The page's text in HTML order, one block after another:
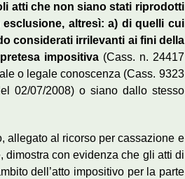
atti che non siano stati riprodotti
esclusione, altresì: a) di quelli cui
considerati irrilevanti ai fini della
impositiva (Cass. n. 24417
o legale conoscenza (Cass. 9323
02/07/2008) o siano dallo stesso
allegato al ricorso per cassazione e
dimostra con evidenza che gli atti di
dell’atto impositivo per la parte